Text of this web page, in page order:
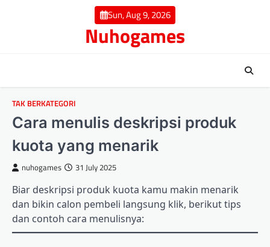
Sun, Aug 9, 2026
Nuhogames
TAK BERKATEGORI
Cara menulis deskripsi produk
kuota yang menarik
nuhogames 31 July 2025
Biar deskripsi produk kuota kamu makin menarik
dan bikin calon pembeli langsung klik, berikut tips
dan contoh cara menulisnya: